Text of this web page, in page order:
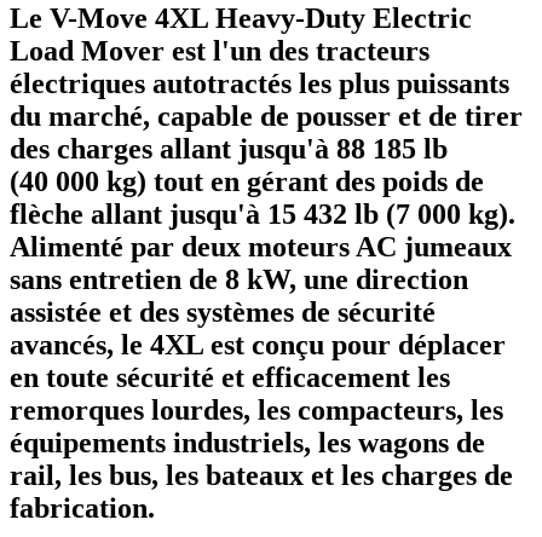
Le V-Move 4XL Heavy-Duty Electric
Load Mover est l'un des tracteurs
électriques autotractés les plus puissants
du marché, capable de pousser et de tirer
des charges allant jusqu'à 88 185 lb
(40 000 kg) tout en gérant des poids de
flèche allant jusqu'à 15 432 lb (7 000 kg).
Alimenté par deux moteurs AC jumeaux
sans entretien de 8 kW, une direction
assistée et des systèmes de sécurité
avancés, le 4XL est conçu pour déplacer
en toute sécurité et efficacement les
remorques lourdes, les compacteurs, les
équipements industriels, les wagons de
rail, les bus, les bateaux et les charges de
fabrication.